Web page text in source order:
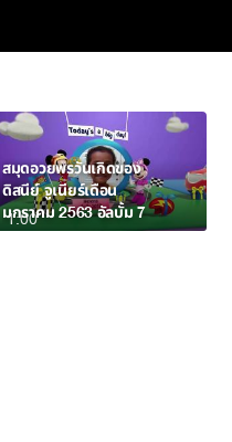
1:00
สมุดอวยพรวันเกิดของ
ดิสนีย์ จูเนียร์เดือน
มกราคม 2563 อัลบั้ม 7